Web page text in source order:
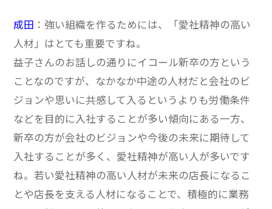
成田 ：強い組織を作るためには、「愛社精神の高い
人材」はとても重要ですね。
益子さんのお話しの通りにイコール新卒の方という
ことなのですが、なかなか中途の人材だと会社のビ
ジョンや思いに共感して入るというよりも労働条件
などを目的に入社することが多い傾向にある一方、
新卒の方が会社のビジョンや今後の未来に期待して
入社することが多く、愛社精神が高い人が多いです
ね。 若い愛社精神の高い人材が未来の店長になるこ
とや店長を支える人材になることで、積極的に業務